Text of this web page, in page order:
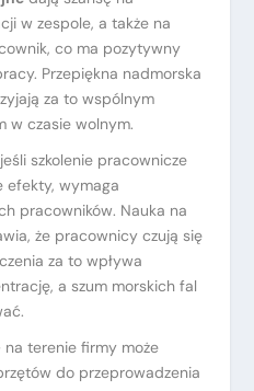
w zespole, a także na
co ma pozytywny
Przepiękna nadmorska
za to wspólnym
w czasie wolnym.
szkolenie pracownicze
efekty, wymaga
pracowników. Nauka na
że pracownicy czują się
za to wpływa
a szum morskich fal
terenie firmy może
do przeprowadzenia